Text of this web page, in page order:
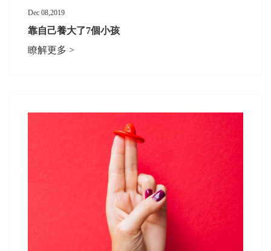
Dec 08,2019
靠自己養大了7個小孩
瞭解更多 >